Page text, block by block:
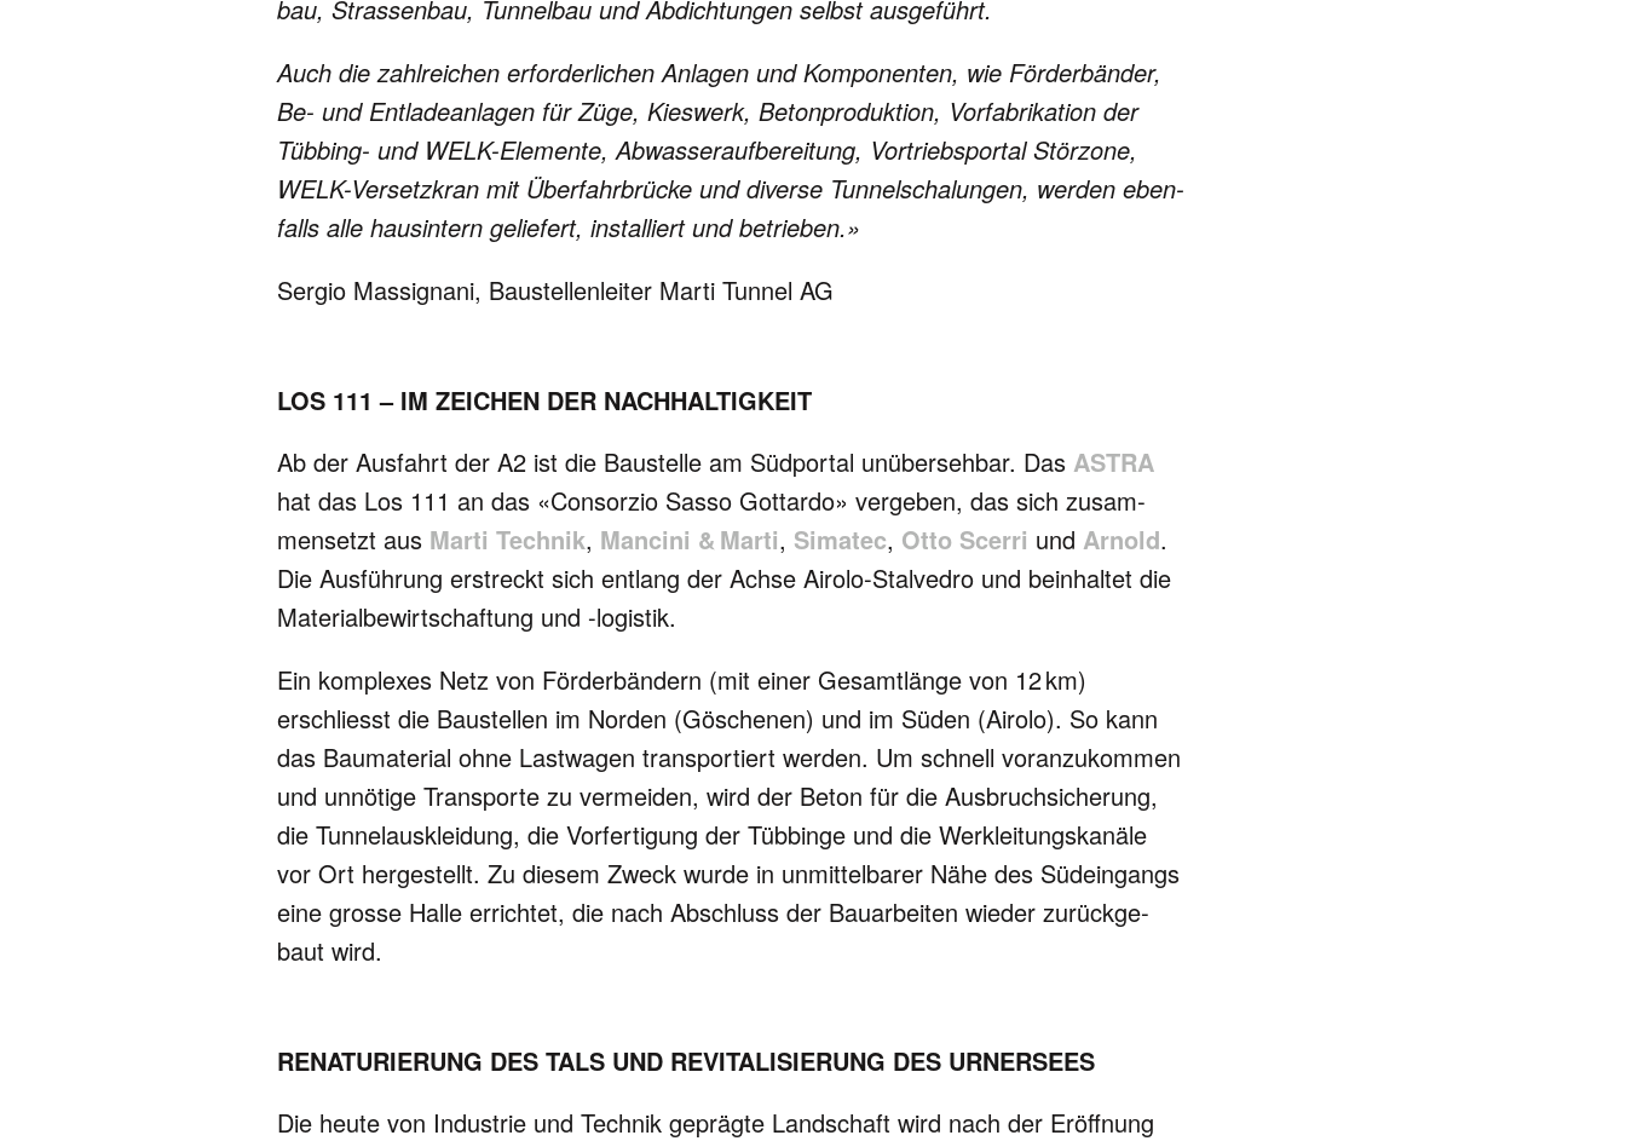
bau, Stras­sen­bau, Tun­nel­bau und Abdich­tun­gen selbst aus­ge­führt.
Auch die zahlreichen erfor­der­li­chen Anla­gen und Kom­po­nen­ten, wie För­der­bän­der,
Be- und Ent­la­de­an­la­gen für Züge, Kies­werk, Beton­pro­duk­tion, Vor­fa­bri­ka­tion der
Tüb­bing- und WELK-Elemente, Abwas­ser­aufbereitung, Vor­triebs­por­tal Stör­zone,
WELK-Ver­setz­kran mit Über­fahr­brücke und diverse Tun­nel­scha­lun­gen, wer­den eben­
falls alle haus­intern gelie­fert, instal­liert und betrie­­ben.»
Sergio Massignani, Baustellenleiter Marti Tunnel AG
LOS 111 – IM ZEICHEN DER NACHHALTIGKEIT
Ab der Ausfahrt der A2 ist die Baustelle am Südportal unüber­seh­bar. Das ASTRA
hat das Los 111 an das «Consorzio Sasso Gottardo» vergeben, das sich zusam­
men­setzt aus Marti Technik, Mancini & Marti, Simatec, Otto Scerri und Arnold.
Die Aus­füh­rung erstreckt sich entlang der Achse Airolo-Stalvedro und bein­hal­tet die
Mate­rial­be­wirt­schaf­tung und -logistik.
Ein komplexes Netz von Förder­bän­dern (mit einer Gesamt­länge von 12 km)
erschliesst die Bau­stellen im Nor­den (Göschenen) und im Süden (Airolo). So kann
das Bau­ma­te­rial ohne Last­wagen trans­por­tiert werden. Um schnell vor­an­zu­kom­men
und unnötige Trans­porte zu ver­mei­den, wird der Beton für die Aus­bruch­si­che­rung,
die Tun­nel­aus­klei­dung, die Vor­fer­ti­gung der Tüb­binge und die Werk­lei­tungs­kanäle
vor Ort her­ge­stellt. Zu die­sem Zweck wurde in unmit­tel­barer Nähe des Süd­ein­gangs
eine grosse Halle errich­tet, die nach Abschluss der Bau­ar­bei­ten wie­der zurück­ge­
baut wird.
RENATURIERUNG DES TALS UND REVITALI­SIERUNG DES URNERSEES
Die heute von Industrie und Technik geprägte Land­schaft wird nach der Eröff­nung